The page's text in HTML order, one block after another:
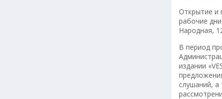
Открытие и
рабочие
Народная,
В период
издании
слушаний, а